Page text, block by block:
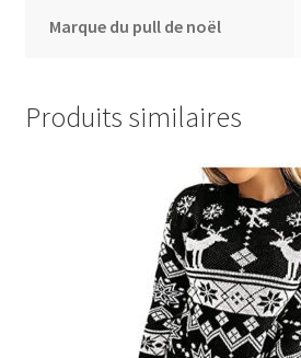
Marque du pull de noël
Produits similaires